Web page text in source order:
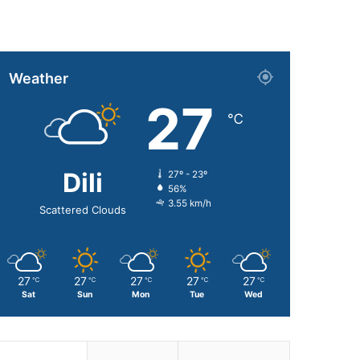
Weather
Dili
Scattered Clouds
27 ℃
27º - 23º
56%
3.55 km/h
27 ℃
Sat
27 ℃
Sun
27 ℃
Mon
27 ℃
Tue
27 ℃
Wed